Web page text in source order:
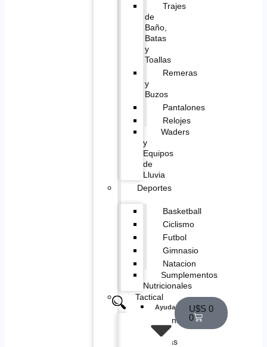
Trajes
de
Baño,
Batas
y
Toallas
Remeras
y
Buzos
Pantalones
Relojes
Waders
y
Equipos
de
Lluvia
Deportes
Basketball
Ciclismo
Futbol
Gimnasio
Natacion
Sumplementos
Nutricionales
Tactical
Cananas
musleras
Ayuda U$S 0
0